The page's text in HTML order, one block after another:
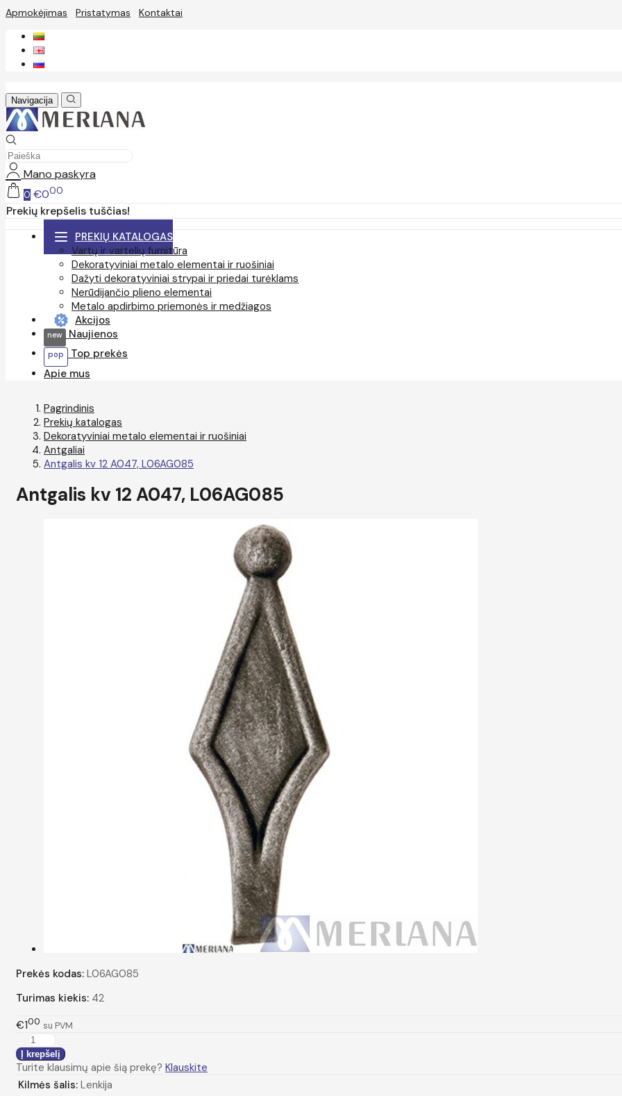
Apmokėjimas Pristatymas Kontaktai
Navigacija
Mano paskyra
0 €000
Prekių krepšelis tuščias!
PREKIŲ KATALOGAS
Vartų ir vartelių furnitūra
Dekoratyviniai metalo elementai ir ruošiniai
Dažyti dekoratyviniai strypai ir priedai turėklams
Nerūdijančio plieno elementai
Metalo apdirbimo priemonės ir medžiagos
Akcijos
Naujienos
Top prekės
Apie mus
Pagrindinis
Prekių katalogas
Dekoratyviniai metalo elementai ir ruošiniai
Antgaliai
Antgalis kv 12 A047, L06AG085
Antgalis kv 12 A047, L06AG085
Prekės kodas: L06AG085
Turimas kiekis: 42
€100 su PVM
Turite klausimų apie šią prekę? Klauskite
Kilmės šalis: Lenkija